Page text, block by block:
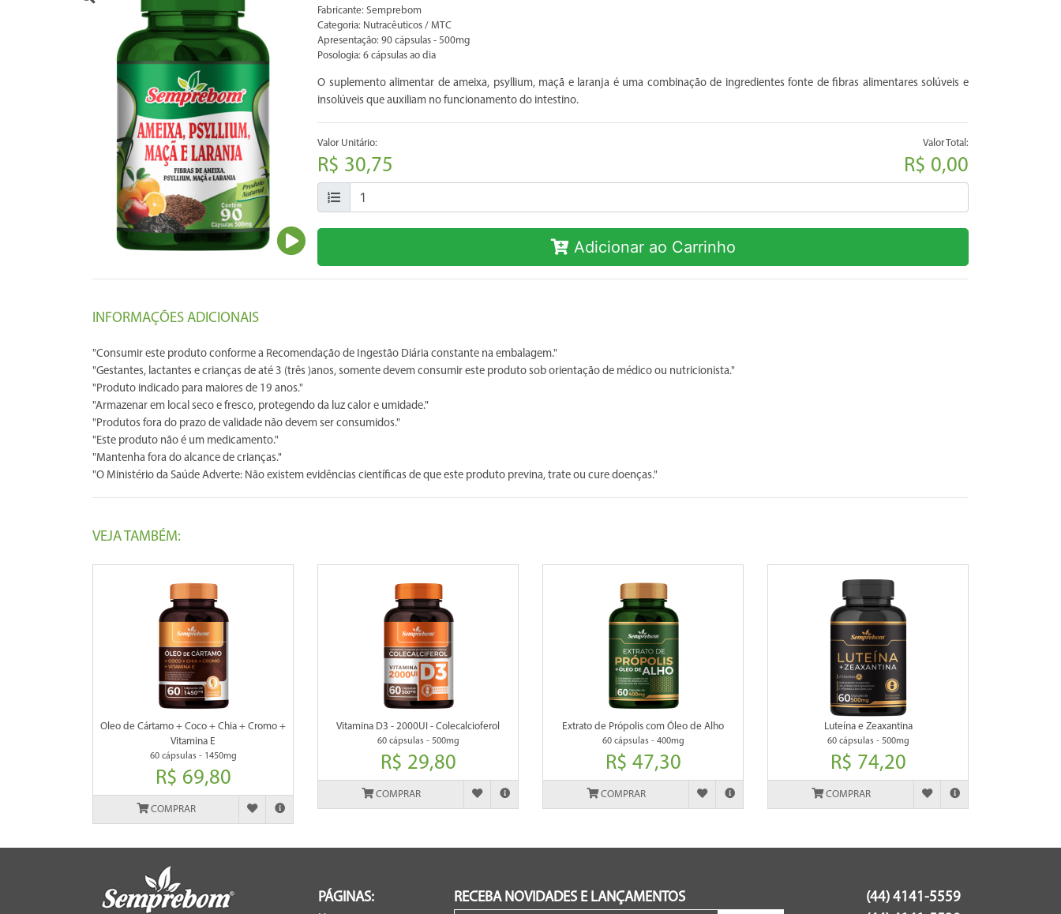
Fabricante: Semprebom
Categoria: Nutracêuticos / MTC
Apresentação: 90 cápsulas - 500mg
Posologia: 6 cápsulas ao dia
O suplemento alimentar de ameixa, psyllium, maçã e laranja é uma combinação de ingredientes fonte de fibras alimentares solúveis e
insolúveis que auxiliam no funcionamento do intestino.
Valor Unitário:
R$ 30,75
Valor Total:
R$ 0,00
Adicionar ao Carrinho
INFORMAÇÕES ADICIONAIS
"Consumir este produto conforme a Recomendação de Ingestão Diária constante na embalagem."
"Gestantes, lactantes e crianças de até 3 (três )anos, somente devem consumir este produto sob orientação de médico ou nutricionista."
"Produto indicado para maiores de 19 anos."
"Armazenar em local seco e fresco, protegendo da luz calor e umidade."
"Produtos fora do prazo de validade não devem ser consumidos."
"Este produto não é um medicamento."
"Mantenha fora do alcance de crianças."
"O Ministério da Saúde Adverte: Não existem evidências científicas de que este produto previna, trate ou cure doenças."
VEJA TAMBÉM:
Oleo de Cártamo + Coco + Chia + Cromo +
Vitamina E
60 cápsulas - 1450mg
R$ 69,80
COMPRAR
Vitamina D3 - 2000UI - Colecalcioferol
60 cápsulas - 500mg
R$ 29,80
COMPRAR
Extrato de Própolis com Óleo de Alho
60 cápsulas - 400mg
R$ 47,30
COMPRAR
Luteína e Zeaxantina
60 cápsulas - 500mg
R$ 74,20
COMPRAR
PÁGINAS: RECEBA NOVIDADES E LANÇAMENTOS
(44) 4141-5559